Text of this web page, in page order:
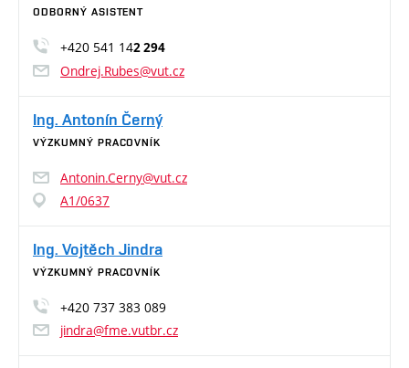
ODBORNÝ ASISTENT
+420 541 142 294
Ondrej.Rubes@vut.cz
Ing. Antonín Černý
VÝZKUMNÝ PRACOVNÍK
Antonin.Cerny@vut.cz
A1/0637
Ing. Vojtěch Jindra
VÝZKUMNÝ PRACOVNÍK
+420 737 383 089
jindra@fme.vutbr.cz